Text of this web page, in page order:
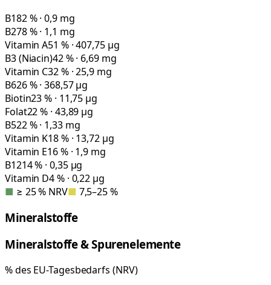
B182 % · 0,9 mg
B278 % · 1,1 mg
Vitamin A51 % · 407,75 µg
B3 (Niacin)42 % · 6,69 mg
Vitamin C32 % · 25,9 mg
B626 % · 368,57 µg
Biotin23 % · 11,75 µg
Folat22 % · 43,89 µg
B522 % · 1,33 mg
Vitamin K18 % · 13,72 µg
Vitamin E16 % · 1,9 mg
B1214 % · 0,35 µg
Vitamin D4 % · 0,22 µg
■ ≥ 25 % NRV■ 7,5–25 %
Mineralstoffe
Mineralstoffe & Spurenelemente
% des EU-Tagesbedarfs (NRV)